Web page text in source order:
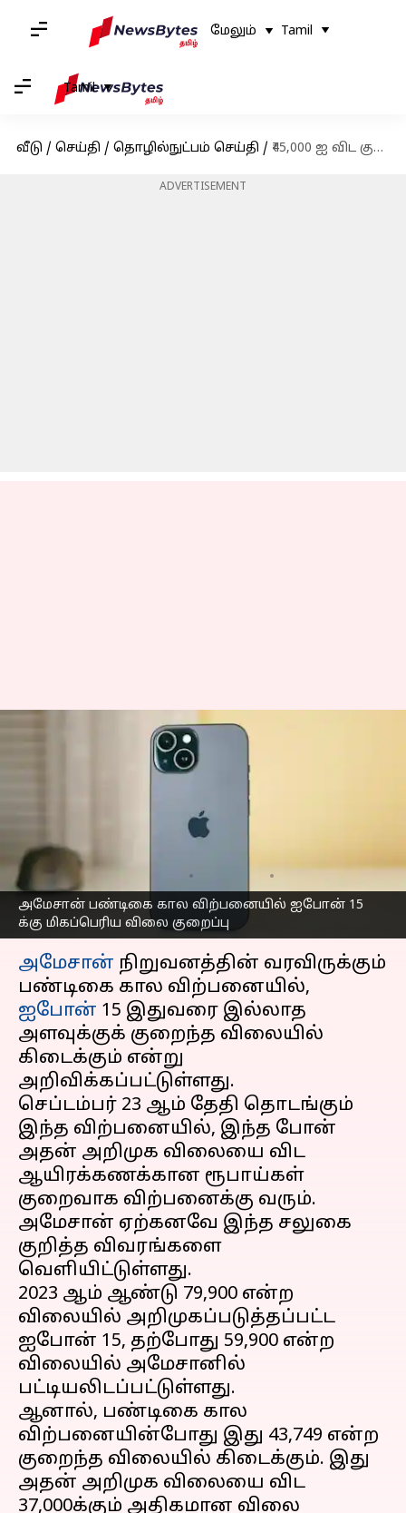
மேலும் Tamil
Tamil
வீடு / செய்தி / தொழில்நுட்பம் செய்தி / ₹45,000 ஐ விட குறைகிறது; அமேசான் பண்டிகை கால விற்பனையில் ஐபோன் 15 க்கு மிகப்பெரிய விலை குறைப்பு
ADVERTISEMENT
அமேசான் பண்டிகை கால விற்பனையில் ஐபோன் 15
க்கு மிகப்பெரிய விலை குறைப்பு
₹45,000 ஐ விட குறைகிறது;
அமேசான் பண்டிகை கால
விற்பனையில் ஐபோன் 15
க்கு மிகப்பெரிய விலை
குறைப்பு
எழுதியவர்
செய்தி முன்னோட்டம்
அமேசான் நிறுவனத்தின் வரவிருக்கும்
பண்டிகை கால விற்பனையில்,
ஐபோன் 15 இதுவரை இல்லாத
அளவுக்குக் குறைந்த விலையில்
கிடைக்கும் என்று
அறிவிக்கப்பட்டுள்ளது.
செப்டம்பர் 23 ஆம் தேதி தொடங்கும்
இந்த விற்பனையில், இந்த போன்
அதன் அறிமுக விலையை விட
ஆயிரக்கணக்கான ரூபாய்கள்
குறைவாக விற்பனைக்கு வரும்.
அமேசான் ஏற்கனவே இந்த சலுகை
குறித்த விவரங்களை
வெளியிட்டுள்ளது.
2023 ஆம் ஆண்டு ₹79,900 என்ற
விலையில் அறிமுகப்படுத்தப்பட்ட
ஐபோன் 15, தற்போது ₹59,900 என்ற
விலையில் அமேசானில்
பட்டியலிடப்பட்டுள்ளது.
ஆனால், பண்டிகை கால
விற்பனையின்போது இது ₹43,749 என்ற
குறைந்த விலையில் கிடைக்கும். இது
அதன் அறிமுக விலையை விட
₹37,000க்கும் அதிகமான விலை